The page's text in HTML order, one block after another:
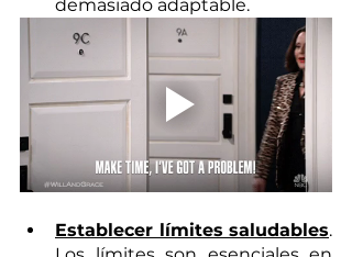
demasiado adaptable.
Establecer límites saludables.